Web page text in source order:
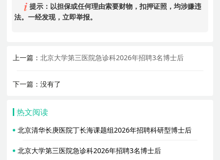
提示：以担保或任何理由索要财物，扣押证照，均涉嫌违
法。一经发现，立即举报。
上一篇：北京大学第三医院急诊科2026年招聘3名博士后
下一篇：没有了
热文阅读
北京清华长庚医院丁长海课题组2026年招聘科研型博士后
北京大学第三医院急诊科2026年招聘3名博士后